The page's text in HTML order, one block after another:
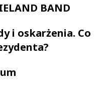
BAND
i oskarżenia. Co